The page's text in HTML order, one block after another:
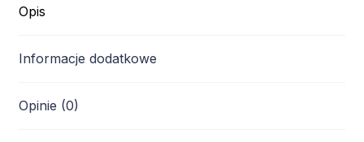
Opis
Informacje dodatkowe
Opinie (0)